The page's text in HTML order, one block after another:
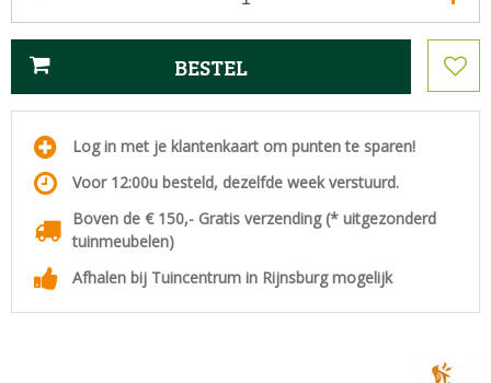
Log in met je klantenkaart om punten te sparen!
Voor 12:00u besteld, dezelfde week verstuurd.
Boven de € 150,- Gratis verzending (* uitgezonderd
tuinmeubelen)
Afhalen bij Tuincentrum in Rijnsburg mogelijk